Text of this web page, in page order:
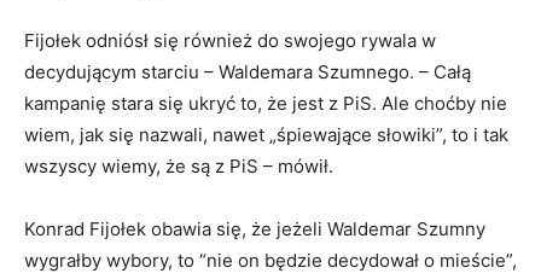
Fijołek odniósł się również do swojego rywala w
decydującym starciu – Waldemara Szumnego. – Całą
kampanię stara się ukryć to, że jest z PiS. Ale choćby nie
wiem, jak się nazwali, nawet „śpiewające słowiki”, to i tak
wszyscy wiemy, że są z PiS – mówił.
Konrad Fijołek obawia się, że jeżeli Waldemar Szumny
wygrałby wybory, to “nie on będzie decydował o mieście”,